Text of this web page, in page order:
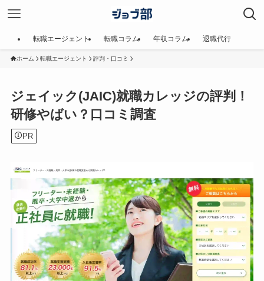
転職エージェント 転職コラム 年収コラム 退職代行
ホーム 転職エージェント 評判・口コミ
ジェイック(JAIC)就職カレッジの評判！
研修やばい？口コミ調査
PR